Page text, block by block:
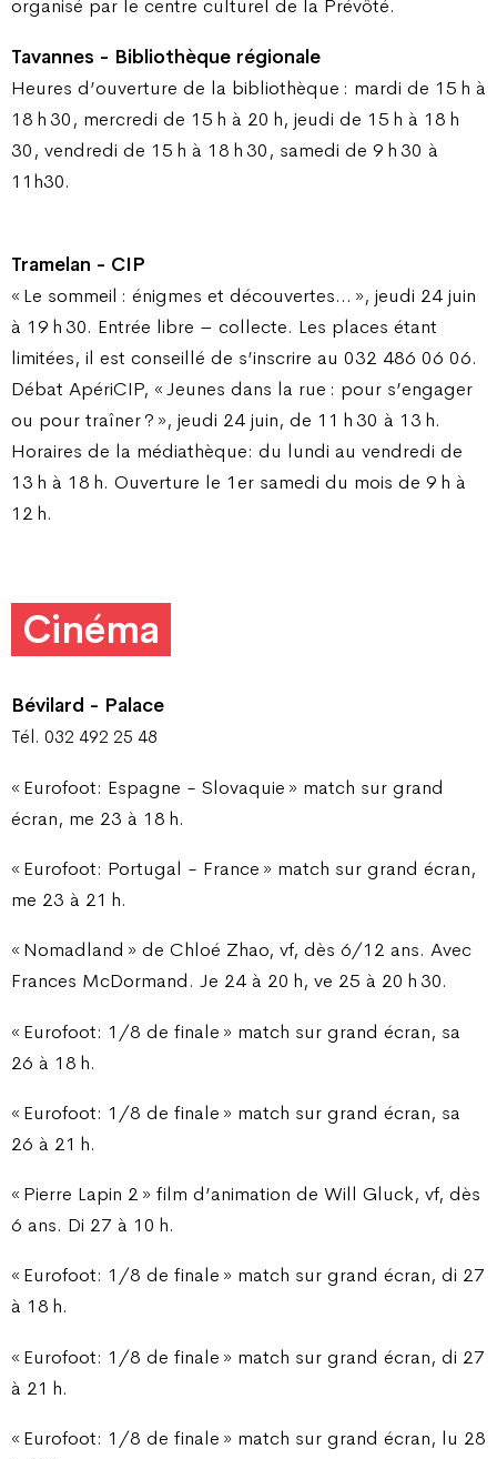
organisé par le centre culturel de la Prévôté.
Tavannes - Bibliothèque régionale
Heures d’ouverture de la bibliothèque : mardi de 15 h à
18 h 30, mercredi de 15 h à 20 h, jeudi de 15 h à 18 h
30, vendredi de 15 h à 18 h 30, samedi de 9 h 30 à
11h30.
Tramelan - CIP
« Le sommeil : énigmes et découvertes… », jeudi 24 juin
à 19 h 30. Entrée libre – collecte. Les places étant
limitées, il est conseillé de s’inscrire au 032 486 06 06.
Débat ApériCIP, « Jeunes dans la rue : pour s’engager
ou pour traîner ? », jeudi 24 juin, de 11 h 30 à 13 h.
Horaires de la médiathèque: du lundi au vendredi de
13 h à 18 h. Ouverture le 1er samedi du mois de 9 h à
12 h.
Cinéma
Bévilard - Palace
Tél. 032 492 25 48
« Eurofoot: Espagne - Slovaquie » match sur grand
écran, me 23 à 18 h.
« Eurofoot: Portugal - France » match sur grand écran,
me 23 à 21 h.
« Nomadland » de Chloé Zhao, vf, dès 6/12 ans. Avec
Frances McDormand. Je 24 à 20 h, ve 25 à 20 h 30.
« Eurofoot: 1/8 de finale » match sur grand écran, sa
26 à 18 h.
« Eurofoot: 1/8 de finale » match sur grand écran, sa
26 à 21 h.
« Pierre Lapin 2 » film d’animation de Will Gluck, vf, dès
6 ans. Di 27 à 10 h.
« Eurofoot: 1/8 de finale » match sur grand écran, di 27
à 18 h.
« Eurofoot: 1/8 de finale » match sur grand écran, di 27
à 21 h.
« Eurofoot: 1/8 de finale » match sur grand écran, lu 28